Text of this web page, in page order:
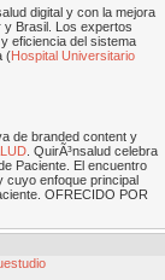
digital y con la mejora
y Brasil. Los expertos
eficiencia del sistema
(Hospital Universitario
de branded content y
. QuirÃ³nsalud celebra
Paciente. El encuentro
cuyo enfoque principal
OFRECIDO POR